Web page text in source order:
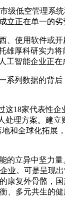
低空管理系
立正在单一的劣
使用软件或
厚科研实力
工智能企业正在
列数据的背
家代表性
理方案。建
和全球化拓展
异中坚力量
。可是呈现
复外骨骼，
、多元共生的健